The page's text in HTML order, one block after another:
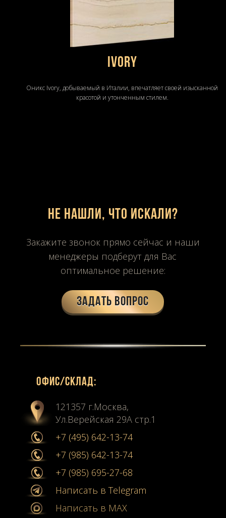
Ivory
Оникс Ivory, добываемый в Италии, впечатляет своей изысканной
красотой и утонченным стилем.
Не нашли, что искали?
Закажите звонок прямо сейчас и наши
менеджеры подберут для Вас
оптимальное решение:
Задать вопрос
Офиc/склад:
121357 г.Москва,
Ул.Верейская 29А стр.1
+7 (495) 642-13-74
+7 (985) 642-13-74
+7 (985) 695-27-68
Написать в Telegram
Написать в MAX